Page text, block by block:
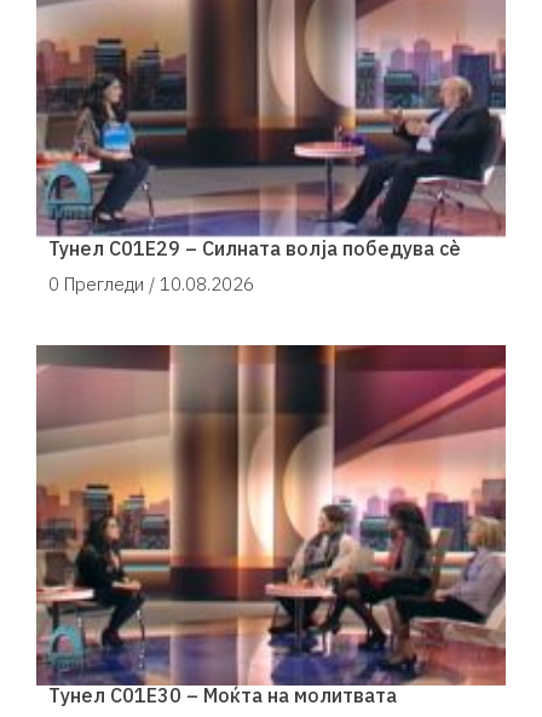
Тунел С01Е29 – Силната волја победува сè
0 Прегледи / 10.08.2026
Tунел С01Е30 – Моќта на молитвата